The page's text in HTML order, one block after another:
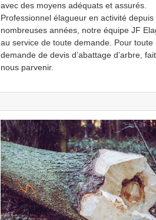
avec des moyens adéquats et assurés.
Professionnel élagueur en activité depuis
nombreuses années, notre équipe JF
au service de toute demande. Pour toute
demande de devis d’abattage d’arbre,
nous parvenir.